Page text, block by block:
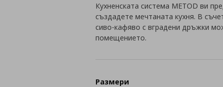
Кухненската система METOD ви
създадете мечтаната кухня. В
сиво-кафяво с вградени дръжки
помещението.
Размери